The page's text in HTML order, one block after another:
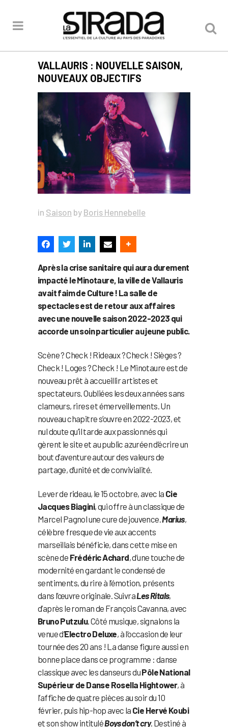
VALLAURIS : NOUVELLE SAISON,
NOUVEAUX OBJECTIFS
in Saison by Boris Hennebelle
Après la crise sanitaire qui aura durement
impacté le Minotaure, la ville de Vallauris
avait faim de Culture ! La salle de
spectacles est de retour aux affaires
avec une nouvelle saison 2022-2023 qui
accorde un soin particulier au jeune public.
Scène ? Check ! Rideaux ? Check ! Sièges ?
Check ! Loges ? Check ! Le Minotaure est de
nouveau prêt à accueillir artistes et
spectateurs. Oubliées les deux années sans
clameurs, rires et émerveillements. Un
nouveau chapitre s’ouvre en 2022-2023, et
nul doute qu’il tarde aux passionnés qui
gèrent le site et au public azuréen d’écrire un
bout d’aventure autour des valeurs de
partage, d’unité et de convivialité.
Lever de rideau, le 15 octobre, avec la Cie
Jacques Biagini, qui offre à un classique de
Marcel Pagnol une cure de jouvence.Marius,
célèbre fresque de vie aux accents
marseillais bénéficie, dans cette mise en
scène de Frédéric Achard, d’une touche de
modernité en gardant le condensé de
sentiments, du rire à l’émotion, présents
dans l’œuvre originale. SuivraLes Ritals,
d’après le roman de François Cavanna, avec
Bruno Putzulu. Côté musique, signalons la
venue d’Electro Deluxe, à l’occasion de leur
tournée des 20 ans ! La danse figure aussi en
bonne place dans ce programme : danse
classique avec les danseurs duPôle National
Supérieur de Danse Rosella Hightower, à
l’affiche de quatre pièces au soir du 10
février, puis hip-hop avec la Cie Hervé Koubi
et son show intituléBoys don’t cry. Destiné à